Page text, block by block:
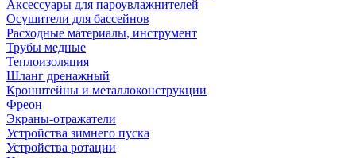
Аксессуары для пароувлажнителей
Осушители для бассейнов
Расходные материалы, инструмент
Трубы медные
Теплоизоляция
Шланг дренажный
Кронштейны и металлоконструкции
Фреон
Экраны-отражатели
Устройства зимнего пуска
Устройства ротации